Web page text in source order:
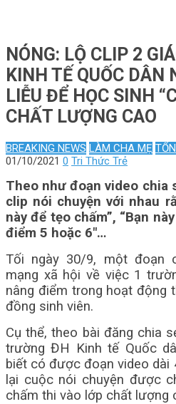
NÓNG: LỘ CLIP 2
KINH TẾ QUỐC DÂN
LIỄU ĐỂ HỌC SINH
CHẤT LƯỢNG CAO
BREAKING NEWS LÀM CHA MẸ
01/10/2021 0 Tri Thức Trẻ
Theo như đoạn video chia
clip nói chuyện với nhau
này để tẹo chấm”, “Bạn
điểm 5 hoặc 6″…
Tối ngày 30/9, một đoạn
mạng xã hội về việc 1
nâng điểm trong hoạt động
đồng sinh viên.
Cụ thể, theo bài đăng chia
trường ĐH Kinh tế Quốc
biết có được đoạn video dài
lại cuộc nói chuyện được
chấm thi vào lớp chất lượng